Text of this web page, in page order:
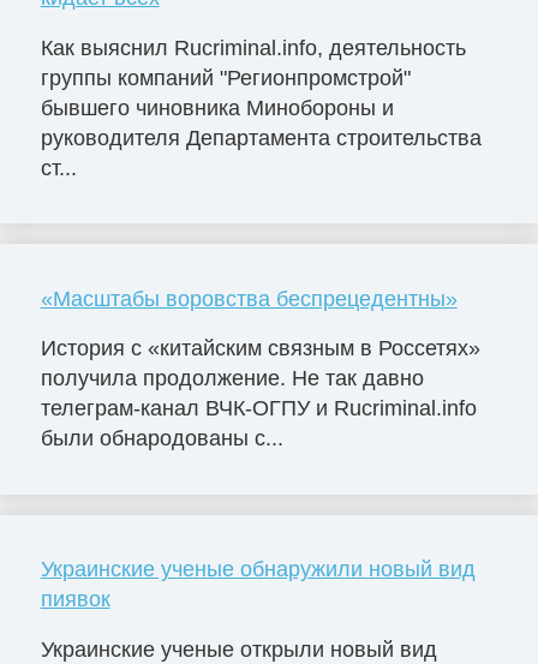
Как выяснил Rucriminal.info, деятельность
группы компаний "Регионпромстрой"
бывшего чиновника Минобороны и
руководителя Департамента строительства
ст...
«Масштабы воровства беспрецедентны»
История с «китайским связным в Россетях»
получила продолжение. Не так давно
телеграм-канал ВЧК-ОГПУ и Rucriminal.info
были обнародованы с...
Украинские ученые обнаружили новый вид
пиявок
Украинские ученые открыли новый вид